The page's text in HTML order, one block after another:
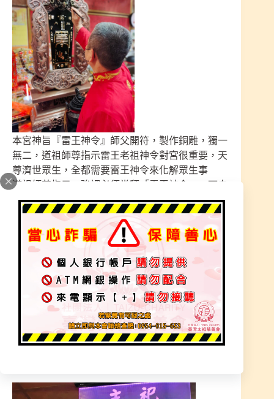
本宮神旨『雷王神令』師父開符，製作銅雕，獨一
無二，道祖師尊指示雷王老祖神令對宮很重要，天
尊濟世眾生，全都需要雷王神令來化解眾生事
道祖師尊指示，強調必須常拜「雷王神令」，可自
備供品來參拜，神格高階，必有保佑與化解眾生
事，眾生拜必有福氣！
「神令、神聖、莊嚴、可貴、天尊、賜福」
要領旨令~需要上天的審核，太祖廟必須ㄧ輪的考
驗通過，才有資格降旨，神聖接旨需要儀式，師父
依照『道祖師尊』所指示樣式製作，神明指示要多
大旨令、要什麼樣式、要加什麼、要改什麼、要怎
樣呈現方式都由師尊指示所打造出來。
特別神奇的是~道祖師尊在令牌加上【大鵬金翅鳥-
護法神】這我們都想不到的事情，一切遵照師尊指
示，手工銅雕、鍛造打造、安金上漆-工藝，非常